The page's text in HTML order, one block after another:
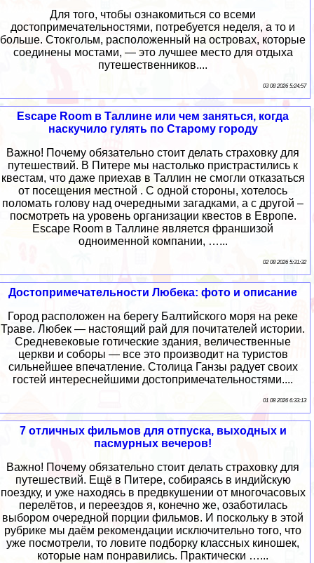
Для того, чтобы ознакомиться со всеми
достопримечательностями, потребуется неделя, а то и
больше. Стокгольм, расположенный на островах, которые
соединены мостами, — это лучшее место для отдыха
путешественников....
03 08 2026 5:24:57
Escape Room в Таллине или чем заняться, когда
наскучило гулять по Старому городу
Важно! Почему обязательно стоит делать страховку для
путешествий. В Питере мы настолько пристрастились к
квестам, что даже приехав в Таллин не смогли отказаться
от посещения местной . С одной стороны, хотелось
поломать голову над очередными загадками, а с другой –
посмотреть на уровень организации квестов в Европе.
Escape Room в Таллине является франшизой
одноименной компании, …...
02 08 2026 5:31:32
Достопримечательности Любека: фото и описание
Город расположен на берегу Балтийского моря на реке
Траве. Любек — настоящий рай для почитателей истории.
Средневековые готические здания, величественные
церкви и соборы — все это производит на туристов
сильнейшее впечатление. Столица Ганзы радует своих
гостей интереснейшими достопримечательностями....
01 08 2026 6:33:13
7 отличных фильмов для отпуска, выходных и
пасмурных вечеров!
Важно! Почему обязательно стоит делать страховку для
путешествий. Ещё в Питере, собираясь в индийскую
поездку, и уже находясь в предвкушении от многочасовых
перелётов, и переездов я, конечно же, озаботилась
выбором очередной порции фильмов. И поскольку в этой
рубрике мы даём рекомендации исключительно того, что
уже посмотрели, то ловите подборку классных киношек,
которые нам понравились. Практически …...